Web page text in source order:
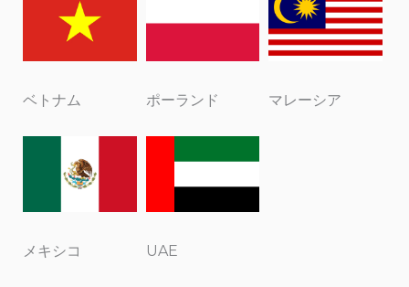
ベトナム ポーランド マレーシア
メキシコ UAE